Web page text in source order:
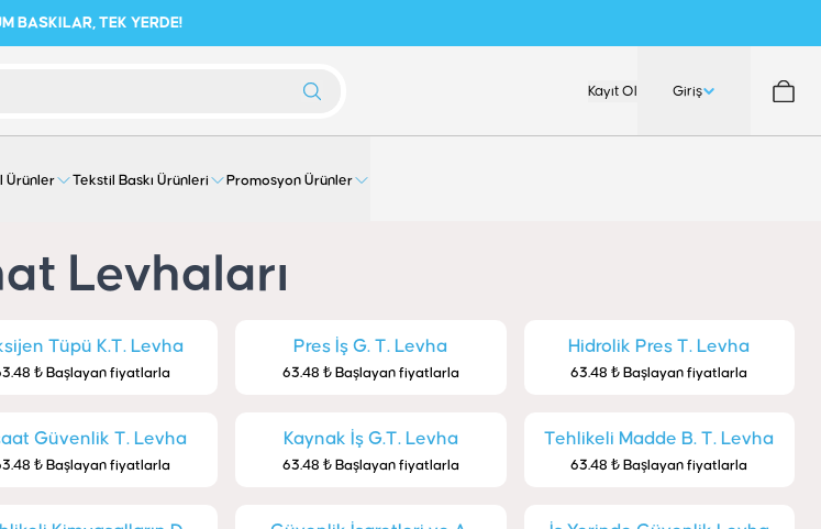
BASKILAR, TEK YERDE!
Kayıt Ol Giriş
Ürünler Tekstil Baskı Ürünleri Promosyon Ürünler
Levhaları
Tüpü K.T. Levha
₺ Başlayan fiyatlarla
Pres İş G. T. Levha
63.48 ₺ Başlayan fiyatlarla
Hidrolik Pres T. Levha
63.48 ₺ Başlayan fiyatlarla
Güvenlik T. Levha
₺ Başlayan fiyatlarla
Kaynak İş G.T. Levha
63.48 ₺ Başlayan fiyatlarla
Tehlikeli Madde B. T. Levha
63.48 ₺ Başlayan fiyatlarla